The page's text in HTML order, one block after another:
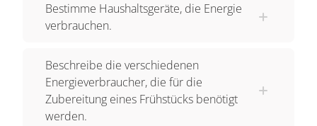
erneuern sich ständig, genauso wie die Pflanzen,
Erdinneren ist permanent Energie vorhanden in
Form von Wärme. Den Strom, der aus der
Steckdose kommt, transportieren lange Leitungen
ins Haus. Hergestellt wird er in Kraftwerken. Ein
Bestimme Haushaltsgeräte, die Energie
verbrauchen.
Beschreibe die verschiedenen
Energieverbraucher, die für die
Zubereitung eines Frühstücks benötigt
werden.